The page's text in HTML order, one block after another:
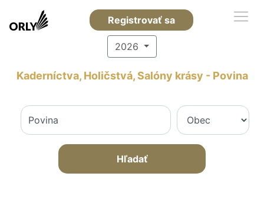
Registrovať sa
2026
Kaderníctva, Holičstvá, Salóny krásy - Povina
Hľadať